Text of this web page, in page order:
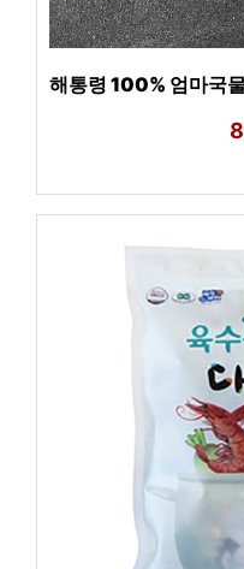
해통령 100% 엄마국